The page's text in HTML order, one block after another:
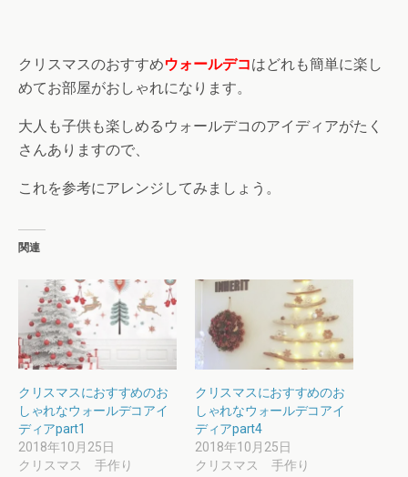
クリスマスのおすすめウォールデコはどれも簡単に楽し
めてお部屋がおしゃれになります。
大人も子供も楽しめるウォールデコのアイディアがたく
さんありますので、
これを参考にアレンジしてみましょう。
関連
クリスマスにおすすめのお
しゃれなウォールデコアイ
ディアpart1
2018年10月25日
クリスマス 手作り
クリスマスにおすすめのお
しゃれなウォールデコアイ
ディアpart4
2018年10月25日
クリスマス 手作り